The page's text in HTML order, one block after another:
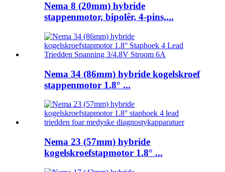
Nema 8 (20mm) hybride
stappenmotor, bipolêr, 4-pins,...
Nema 34 (86mm) hybride kogelskroef
stappenmotor 1.8° ...
Nema 23 (57mm) hybride
kogelskroefstapmotor 1.8° ...